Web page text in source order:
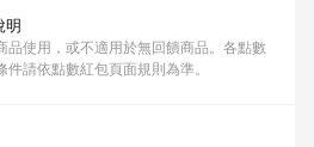
明
品使用，或不適用於無回饋商品。各點數
請依點數紅包頁面規則為準。